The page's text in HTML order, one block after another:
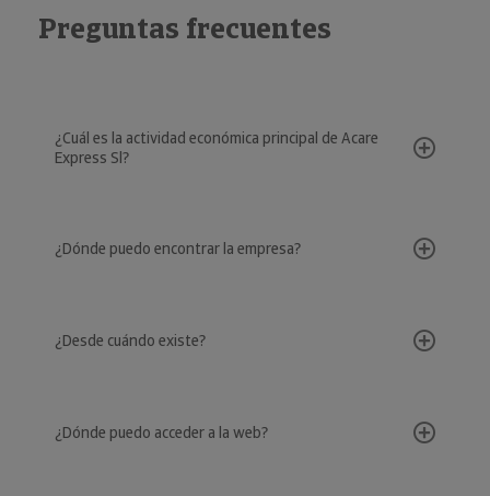
Preguntas frecuentes
¿Cuál es la actividad económica principal de Acare
Express Sl?
¿Dónde puedo encontrar la empresa?
¿Desde cuándo existe?
¿Dónde puedo acceder a la web?